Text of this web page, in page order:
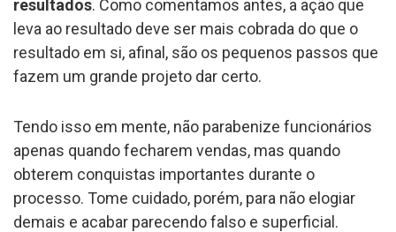
resultados. Como comentamos antes, a ação que
leva ao resultado deve ser mais cobrada do que o
resultado em si, afinal, são os pequenos passos que
fazem um grande projeto dar certo.
Tendo isso em mente, não parabenize funcionários
apenas quando fecharem vendas, mas quando
obterem conquistas importantes durante o
processo. Tome cuidado, porém, para não elogiar
demais e acabar parecendo falso e superficial.